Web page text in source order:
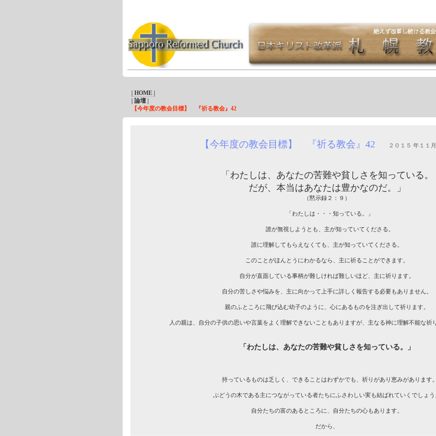
| HOME |
| 論壇 |
【今年度の教会目標】 『祈る教会』42
【今年度の教会目標】 『祈る教会』42 ２０１５ 年１１月
「わたしは、あなたの苦難や貧しさを知っている。
だが、本当はあなたは豊かなのだ。」
（黙示録２：９）
「わたしは・・・知っている。」
誰が無視しようとも、主が知っていてくださる。
誰に理解してもらえなくても、主が知っていてくださる。
このことがほんとうにわかるなら、主に祈ることができます。
自分が直面している事柄が難しければ難しいほど、主に祈ります。
自分の苦しさや悩みを、主に向かって上手に詳しく報告する必要もありません。
親のふところに飛び込む幼子のように、心にあるものを注ぎ出して祈ります。
人の親は、自分の子供の思いや言葉をよく理解できないこともありますが、主なる神に理解不能な祈
「わたしは、あなたの苦難や貧しさを知っている。」
持っているものは乏しく、できることはわずかでも、祈りがあり恵みがあります
ぶどうの木である主につながっている者たちにふさわしい実も結ばれていくでしょ
自分たちの富のあるところに、自分たちの心もあります。
だから、